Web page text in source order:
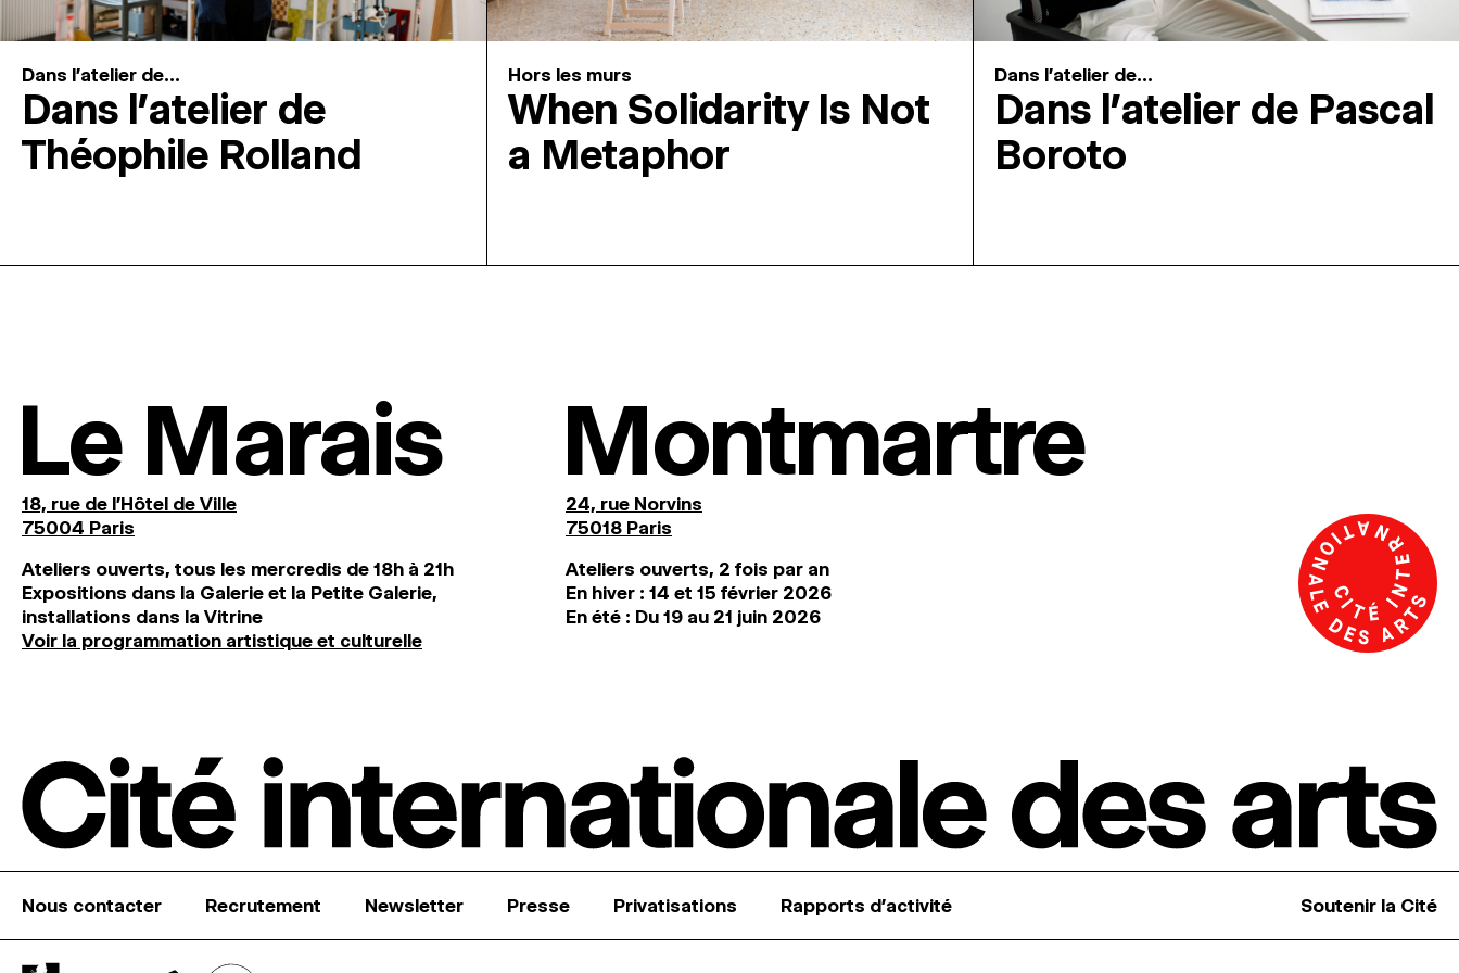
Dans l'atelier de...
Dans l’atelier de
Théophile Rolland
Hors les murs
When Solidarity Is Not
a Metaphor
Dans l'atelier de...
Dans l’atelier de Pascal
Boroto
Le Marais
18, rue de l'Hôtel de Ville
75004 Paris
Ateliers ouverts, tous les mercredis de 18h à 21h
Expositions dans la Galerie et la Petite Galerie,
installations dans la Vitrine
Voir la programmation artistique et culturelle
Montmartre
24, rue Norvins
75018 Paris
Ateliers ouverts, 2 fois par an
En hiver : 14 et 15 février 2026
En été : Du 19 au 21 juin 2026
Nous contacter Recrutement Newsletter Presse Privatisations Rapports d’activité Soutenir la Cité